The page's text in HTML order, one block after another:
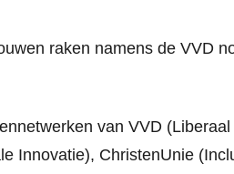
raken namens de VVD
van VVD
Innovatie), ChristenUnie